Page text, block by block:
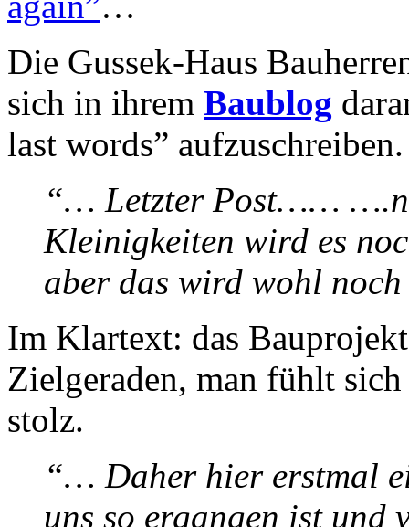
Die Gussek-Haus
sich in ihrem Baublog
last words” aufzuschreiben.
“… Letzter Post……
Kleinigkeiten wird es
aber das wird wohl
Im Klartext: das
Zielgeraden, man fühlt
stolz.
“… Daher hier erstmal
uns so ergangen ist und